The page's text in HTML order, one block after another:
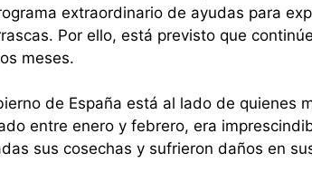
extraordinario de ayudas para
Por ello, está previsto que
meses.
de España está al lado de quienes
entre enero y febrero, era
sus cosechas y sufrieron daños en